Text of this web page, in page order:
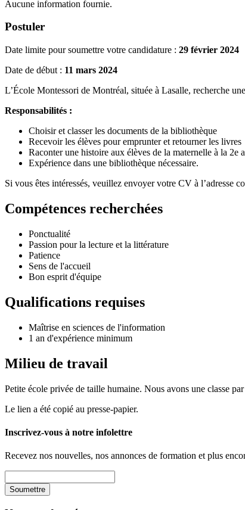
Aucune information fournie.
Postuler
Date limite pour soumettre votre candidature : 29 février 2024
Date de début : 11 mars 2024
L’École Montessori de Montréal, située à Lasalle, recherche
Responsabilités :
Choisir et classer les documents de la bibliothèque
Recevoir les élèves pour emprunter et retourner les livres
Raconter une histoire aux élèves de la maternelle à la 2e
Expérience dans une bibliothèque nécessaire.
Si vous êtes intéressés, veuillez envoyer votre CV à l’adresse
Compétences recherchées
Ponctualité
Passion pour la lecture et la littérature
Patience
Sens de l'accueil
Bon esprit d'équipe
Qualifications requises
Maîtrise en sciences de l'information
1 an d'expérience minimum
Milieu de travail
Petite école privée de taille humaine. Nous avons une classe
Le lien a été copié au presse-papier.
Inscrivez-vous à notre infolettre
Recevez nos nouvelles, nos annonces de formation et plus